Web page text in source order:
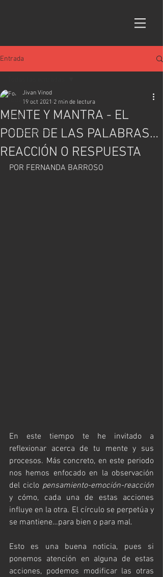
Entrada
Todas las entradas
Jivan
Colaboradores
MENTE Y MANTRA - EL
PODER DE LAS PALABRAS…
REACCIÓN O RESPUESTA
Jivan Vinod
19 oct 2021 2 min de lectura
POR FERNANDA BARROSO
En este tiempo te he invitado a
reflexionar acerca de tu mente y sus
procesos. Más concreto, en este periodo
nos hemos enfocado en la observación
del ciclo pensamiento-emoción-reacción
y cómo, cada una de estas acciones
influye en la otra. El círculo se perpetúa y
se mantiene…para bien o para mal.
Esto es una buena noticia, pues si
ponemos atención en alguna de estas
acciones, podemos modificar las otras